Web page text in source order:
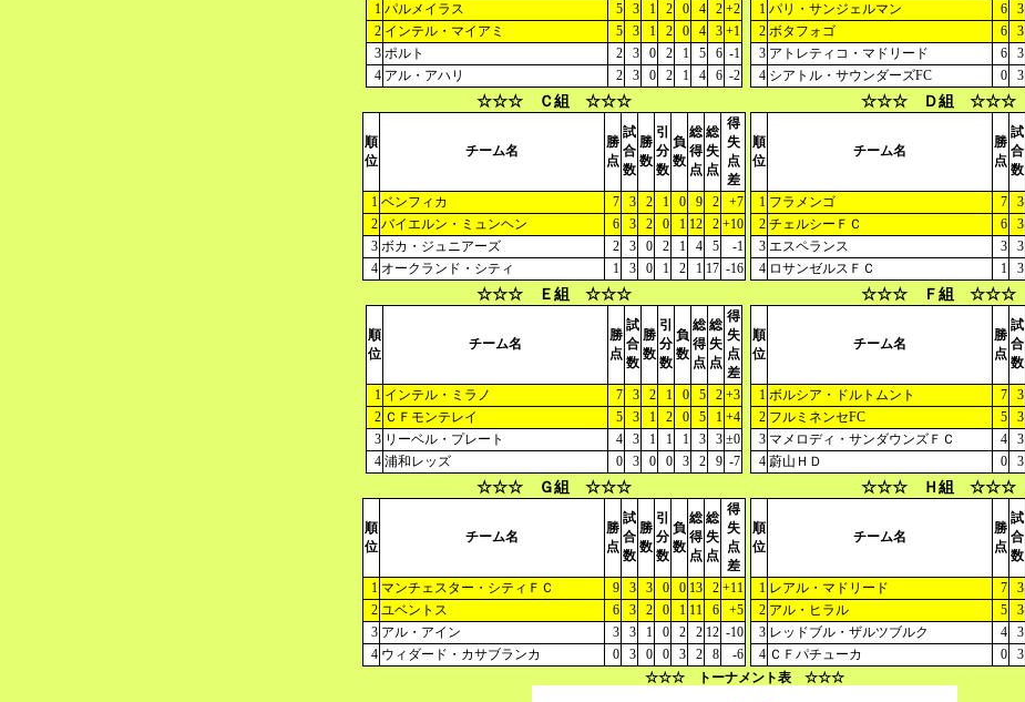
1 パルメイラス 5 3 1 2 0 4 2 +2
2 インテル・マイアミ 5 3 1 2 0 4 3 +1
3 ポルト 2 3 0 2 1 5 6 -1
4 アル・アハリ 2 3 0 2 1 4 6 -2
1 パリ・サンジェルマン 6 3
2 ボタフォゴ 6 3
3 アトレティコ・マドリード 6 3
4 シアトル・サウンダーズFC 0 3
☆☆☆ Ｃ組 ☆☆☆
順
位
チーム名
勝
点
試
合
数
勝
数
引
分
数
負
数
総
得
点
総
失
点
得
失
点
差
1 ベンフィカ 7 3 2 1 0 9 2
+7
2 バイエルン・ミュンヘン 6 3 2 0 1 12 2 +10
3 ボカ・ジュニアーズ 2 3 0 2 1 4 5
-1
4 オークランド・シティ 1 3 0 1 2 1 17 -16
☆☆☆ Ｄ組 ☆☆☆
順
位
チーム名
勝
点
試
合
数
1 フラメンゴ 7 3
2 チェルシーＦＣ 6 3
3 エスペランス 3 3
4 ロサンゼルスＦＣ 1 3
☆☆☆ Ｅ組 ☆☆☆
順
位
チーム名
勝
点
試
合
数
勝
数
引
分
数
負
数
総
得
点
総
失
点
得
失
点
差
1 インテル・ミラノ 7 3 2 1 0 5 2 +3
2 ＣＦモンテレイ 5 3 1 2 0 5 1 +4
3 リーベル・プレート 4 3 1 1 1 3 3 ±0
4 浦和レッズ 0 3 0 0 3 2 9 -7
☆☆☆ Ｆ組 ☆☆☆
順
位
チーム名
勝
点
試
合
数
1 ボルシア・ドルトムント 7 3
2 フルミネンセFC 5 3
3 マメロディ・サンダウンズＦＣ 4 3
4 蔚山ＨＤ 0 3
☆☆☆ Ｇ組 ☆☆☆
順
位
チーム名
勝
点
試
合
数
勝
数
引
分
数
負
数
総
得
点
総
失
点
得
失
点
差
1 マンチェスター・シティＦＣ 9 3 3 0 0 13 2 +11
2 ユベントス 6 3 2 0 1 11 6
+5
3 アル・アイン 3 3 1 0 2 2 12 -10
4 ウィダード・カサブランカ 0 3 0 0 3 2 8 -6
☆☆☆ Ｈ組 ☆☆☆
順
位
チーム名
勝
点
試
合
数
1 レアル・マドリード 7 3
2 アル・ヒラル 5 3
3 レッドブル・ザルツブルク 4 3
4 ＣＦパチューカ 0 3
☆☆☆ トーナメント表 ☆☆☆